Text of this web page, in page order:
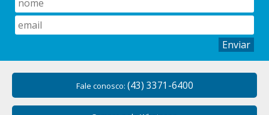
Mosquetão é um anel metálico que possui uma abertura
móvel, que se abre quando pressionado permitindo assim
ser fixado em alças de bolsas, chaveiros, calças entre outros.
Em nosso departamento de mosquetão você encontra
Veja outros produtos que você também pode
Enviar
Fale conosco: (43) 3371-6400